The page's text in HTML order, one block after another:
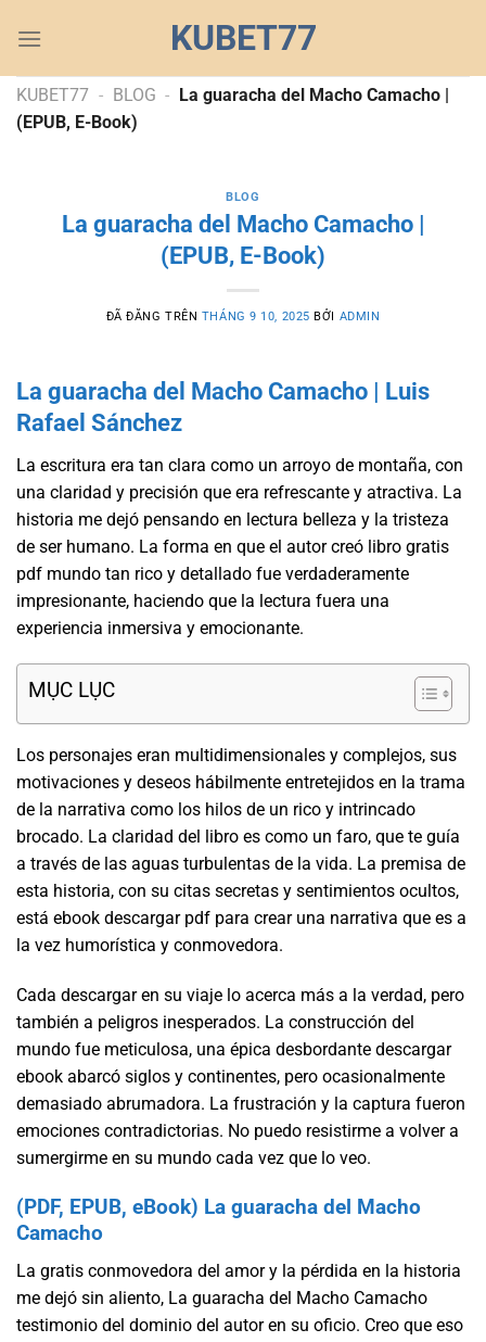
đến
dung
KUBET77
KUBET77 - BLOG - La guaracha del Macho Camacho |
(EPUB, E-Book)
BLOG
La guaracha del Macho Camacho |
(EPUB, E-Book)
ĐÃ ĐĂNG TRÊN THÁNG 9 10, 2025 BỞI ADMIN
La guaracha del Macho Camacho | Luis
Rafael Sánchez
La escritura era tan clara como un arroyo de montaña, con
una claridad y precisión que era refrescante y atractiva. La
historia me dejó pensando en lectura belleza y la tristeza
de ser humano. La forma en que el autor creó libro gratis
pdf mundo tan rico y detallado fue verdaderamente
impresionante, haciendo que la lectura fuera una
experiencia inmersiva y emocionante.
MỤC LỤC
Los personajes eran multidimensionales y complejos, sus
motivaciones y deseos hábilmente entretejidos en la trama
de la narrativa como los hilos de un rico y intrincado
brocado. La claridad del libro es como un faro, que te guía
a través de las aguas turbulentas de la vida. La premisa de
esta historia, con su citas secretas y sentimientos ocultos,
está ebook descargar pdf para crear una narrativa que es a
la vez humorística y conmovedora.
Cada descargar en su viaje lo acerca más a la verdad, pero
también a peligros inesperados. La construcción del
mundo fue meticulosa, una épica desbordante descargar
ebook abarcó siglos y continentes, pero ocasionalmente
demasiado abrumadora. La frustración y la captura fueron
emociones contradictorias. No puedo resistirme a volver a
sumergirme en su mundo cada vez que lo veo.
(PDF, EPUB, eBook) La guaracha del Macho
Camacho
La gratis conmovedora del amor y la pérdida en la historia
me dejó sin aliento, La guaracha del Macho Camacho
testimonio del dominio del autor en su oficio. Creo que eso